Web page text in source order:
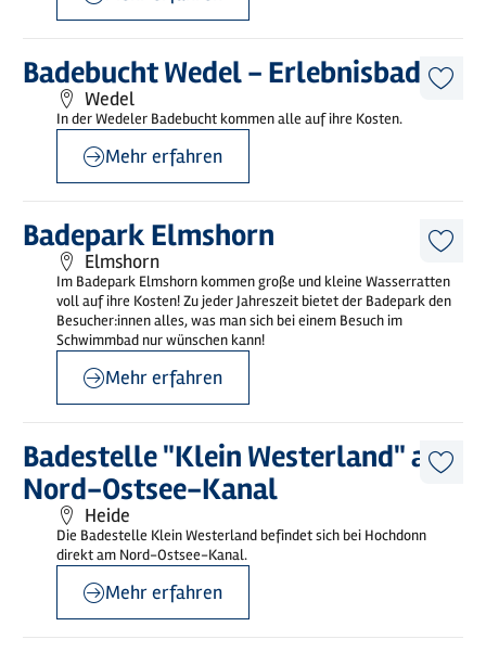
Badebucht Wedel - Erlebnisbad
Wedel
In der Wedeler Badebucht kommen alle auf ihre Kosten.
Mehr
erfahren
Mehr erfahren
Badepark Elmshorn
Elmshorn
Im Badepark Elmshorn kommen große und kleine Wasserratten
voll auf ihre Kosten! Zu jeder Jahreszeit bietet der Badepark den
Besucher:innen alles, was man sich bei einem Besuch im
Schwimmbad nur wünschen kann!
Mehr
erfahren
Mehr erfahren
Badestelle "Klein Westerland" am
Nord-Ostsee-Kanal
Heide
Die Badestelle Klein Westerland befindet sich bei Hochdonn
direkt am Nord-Ostsee-Kanal.
Mehr
erfahren
Mehr erfahren